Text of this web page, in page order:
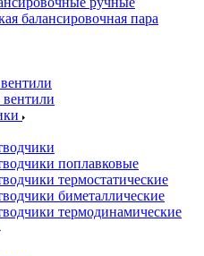
балансировочная пара
поплавковые
термостатические
биметаллические
термодинамические